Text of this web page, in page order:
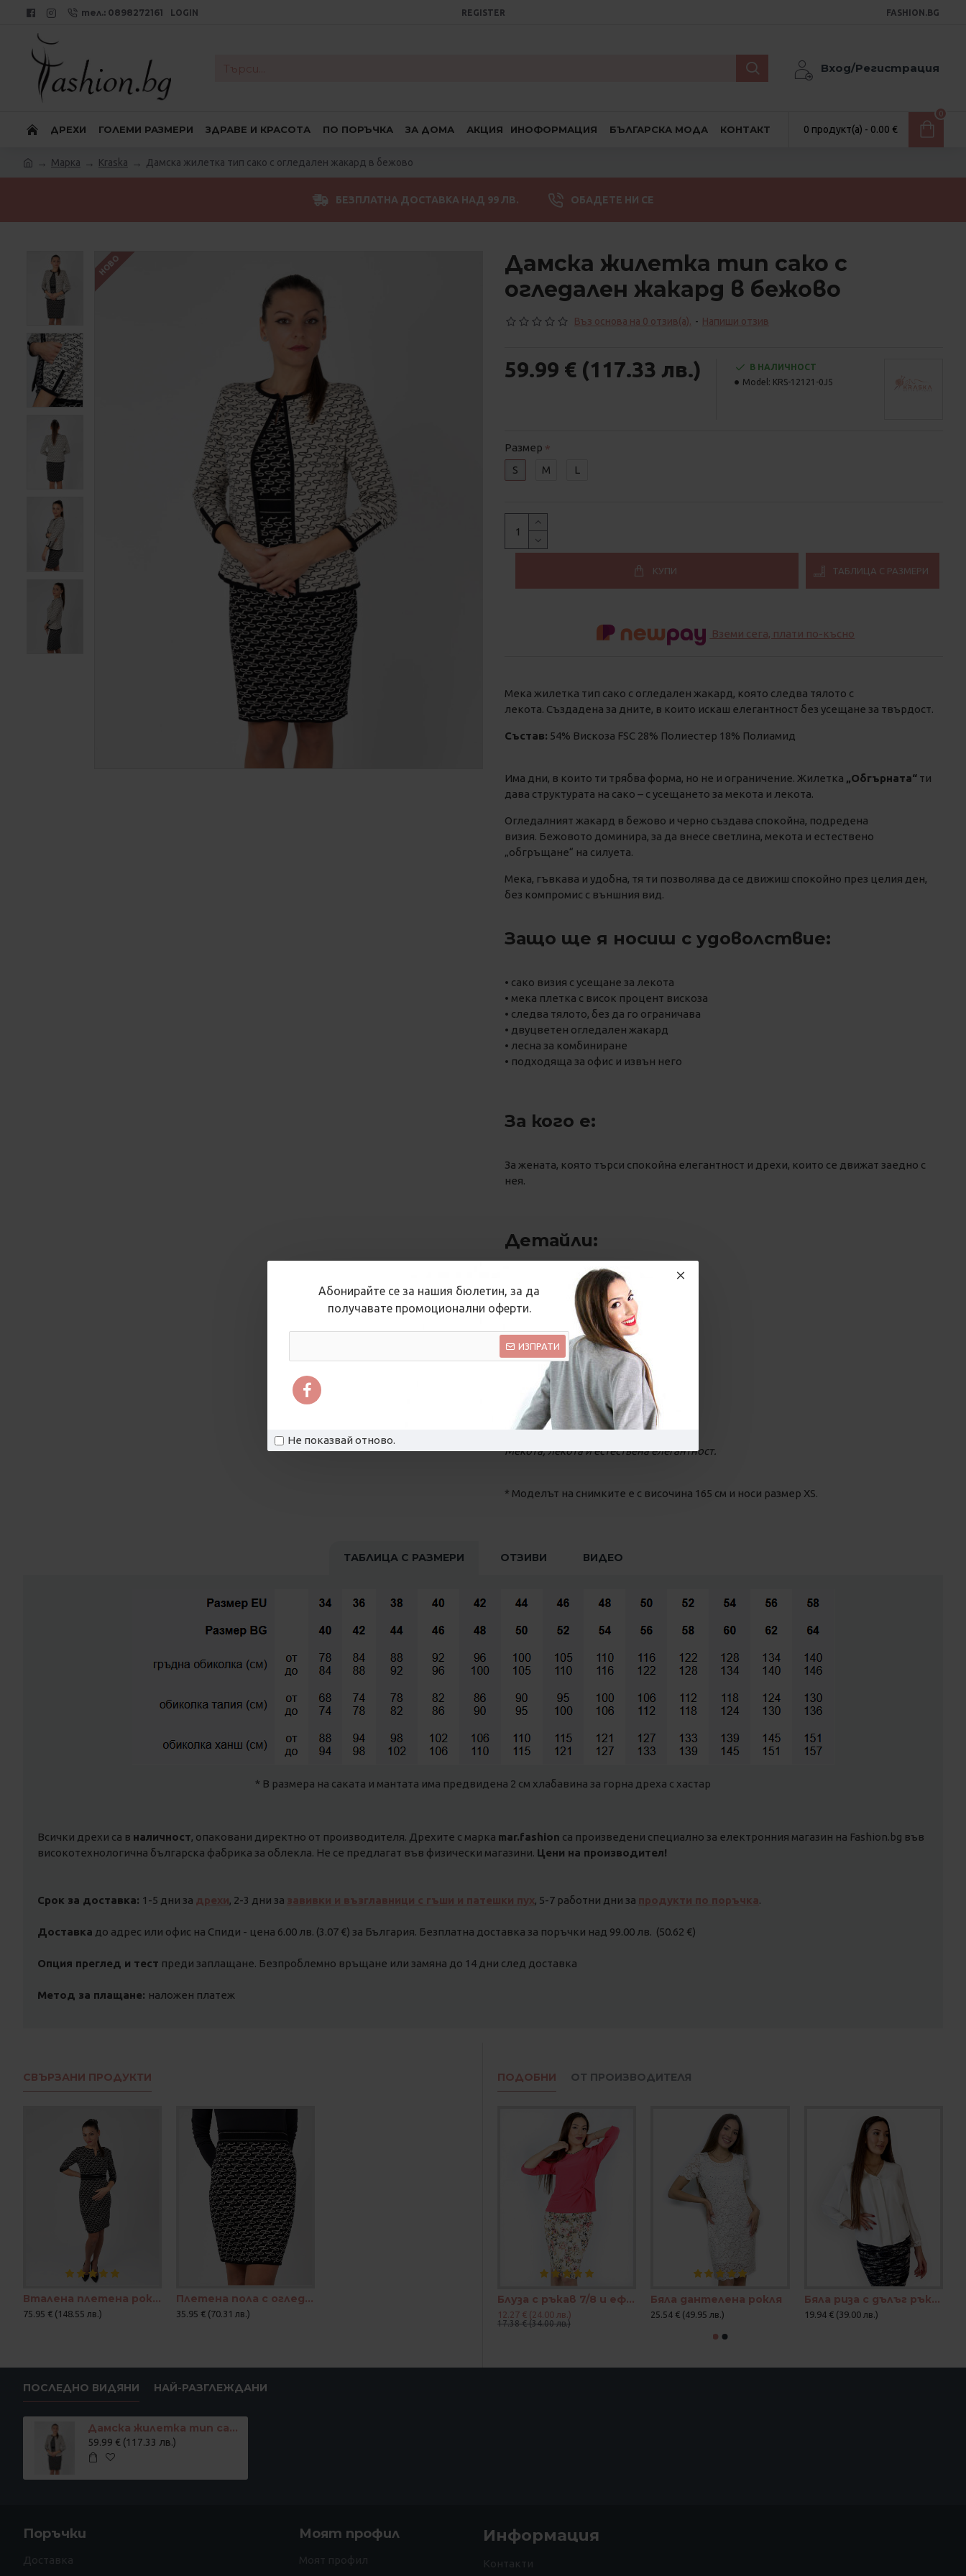
Абонирайте се за нашия бюлетин, за да
получавате промоционални оферти.
ИЗПРАТИ
Не показвай отново.
тел.: 0898272161 LOGIN REGISTER FASHION.BG
Вход/Регистрация
ДРЕХИ ГОЛЕМИ РАЗМЕРИ ЗДРАВЕ И КРАСОТА ПО ПОРЪЧКА ЗА ДОМА АКЦИЯ ИНОФОРМАЦИЯ БЪЛГАРСКА МОДА КОНТАКТ 0 продукт(а) - 0.00 €
0
Марка Kraska Дамска жилетка тип сако с огледален жакард в бежово
БЕЗПЛАТНА ДОСТАВКА НАД 99 ЛВ. ОБАДЕТЕ НИ СЕ
НОВО
Дамска жилетка тип сако с
огледален жакард в бежово
Въз основа на 0 отзив(а). - Напиши отзив
59.99 € (117.33 лв.)
В НАЛИЧНОСТ
Model: KRS-12121-0J5
Размер
S
M L
КУПИ ТАБЛИЦА С РАЗМЕРИ
Вземи сега, плати по-късно
Мека жилетка тип сако с огледален жакард, която следва тялото с
лекота. Създадена за дните, в които искаш елегантност без усещане за твърдост.
Състав: 54% Вискоза FSC 28% Полиестер 18% Полиамид
Има дни, в които ти трябва форма, но не и ограничение. Жилетка „Обгърната“ ти
дава структурата на сако – с усещането за мекота и лекота.
Огледалният жакард в бежово и черно създава спокойна, подредена
визия. Бежовото доминира, за да внесе светлина, мекота и естествено
„обгръщане“ на силуета.
Мека, гъвкава и удобна, тя ти позволява да се движиш спокойно през целия ден,
без компромис с външния вид.
Защо ще я носиш с удоволствие:
• сако визия с усещане за лекота
• мека плетка с висок процент вискоза
• следва тялото, без да го ограничава
• двуцветен огледален жакард
• лесна за комбиниране
• подходяща за офис и извън него
За кого е:
За жената, която търси спокойна елегантност и дрехи, които се движат заедно с
нея.
Детайли:
• бутикова серия
• мека и еластична материя
• ограничени бройки
• размери: S / M / L
• авторски дизайн
Усещане:
Мекота, лекота и естествена елегантност.
* Моделът на снимките е с височина 165 см и носи размер XS.
ТАБЛИЦА С РАЗМЕРИ ОТЗИВИ ВИДЕО
* В размера на саката и мантата има предвидена 2 см хлабавина за горна дреха с хастар
Всички дрехи са в наличност, опаковани директно от производителя. Дрехите с марка mar.fashion са произведени специално за електронния магазин на Fashion.bg във
високотехнологична българска фабрика за облекла. Не се предлагат във физически магазини. Цени на производител!
Срок за доставка: 1-5 дни за дрехи, 2-3 дни за завивки и възглавници с гъши и патешки пух, 5-7 работни дни за продукти по поръчка.
Доставка до адрес или офис на Спиди - цена 6.00 лв. (3.07 €) за България. Безплатна доставка за поръчки над 99.00 лв. (50.62 €)
Опция преглед и тест преди заплащане. Безпроблемно връщане или замяна до 14 дни след доставка
Метод за плащане: наложен платеж
СВЪРЗАНИ ПРОДУКТИ
Вталена плетена рокля с огледален жакард
75.95 € (148.55 лв.)
Плетена пола с огледален жакард "Линия"
35.95 € (70.31 лв.)
ПОДОБНИ ОТ ПРОИЗВОДИТЕЛЯ
Блуза с ръкав 7/8 и ефектен възел в цвят корал и петрол
12.27 € (24.00 лв.)
17.38 € (34.00 лв.)
Бяла дантелена рокля
25.54 € (49.95 лв.)
Бяла риза с дълъг ръкав и скрито закопчаване
19.94 € (39.00 лв.)
ПОСЛЕДНО ВИДЯНИ НАЙ-РАЗГЛЕЖДАНИ
Дамска жилетка тип сако с огледален жакард в бежово
59.99 € (117.33 лв.)
Поръчки
Доставка
Моят профил
Моят профил
Информация
Контакти